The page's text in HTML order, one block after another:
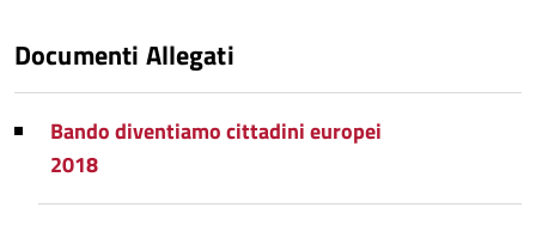
Documenti Allegati
Bando diventiamo cittadini europei
2018